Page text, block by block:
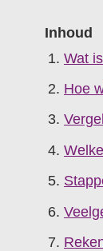
Inhoud
Wat
Hoe